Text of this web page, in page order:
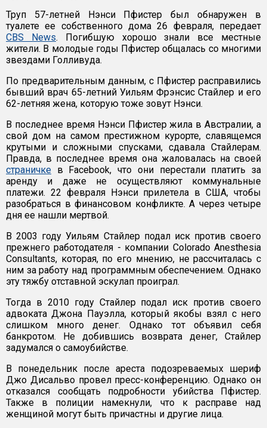
Труп 57-летней Нэнси Пфистер был обнаружен в
туалете ее собственного дома 26 февраля, передает
CBS News. Погибшую хорошо знали все местные
жители. В молодые годы Пфистер общалась со многими
звездами Голливуда.
По предварительным данным, с Пфистер расправились
бывший врач 65-летний Уильям Фрэнсис Стайлер и его
62-летняя жена, которую тоже зовут Нэнси.
В последнее время Нэнси Пфистер жила в Австралии, а
свой дом на самом престижном курорте, славящемся
крутыми и сложными спусками, сдавала Стайлерам.
Правда, в последнее время она жаловалась на своей
страничке в Facebook, что они перестали платить за
аренду и даже не осуществляют коммунальные
платежи. 22 февраля Нэнси прилетела в США, чтобы
разобраться в финансовом конфликте. А через четыре
дня ее нашли мертвой.
В 2003 году Уильям Стайлер подал иск против своего
прежнего работодателя - компании Colorado Anesthesia
Consultants, которая, по его мнению, не рассчиталась с
ним за работу над программным обеспечением. Однако
эту тяжбу отставной эскулап проиграл.
Тогда в 2010 году Стайлер подал иск против своего
адвоката Джона Пауэлла, который якобы взял с него
слишком много денег. Однако тот объявил себя
банкротом. Не добившись возврата денег, Стайлер
задумался о самоубийстве.
В понедельник после ареста подозреваемых шериф
Джо Дисальво провел пресс-конференцию. Однако он
отказался сообщать подробности убийства Пфистер.
Также в полиции намекнули, что к расправе над
женщиной могут быть причастны и другие лица.